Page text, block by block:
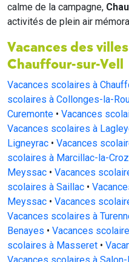
calme de la campagne,
activités de plein air
Vacances des
Chauffour-sur-Vell
Vacances scolaires à
scolaires à Collonges-la-
Curemonte • Vacances
Vacances scolaires à
Ligneyrac • Vacances
scolaires à Marcillac-la-
Meyssac • Vacances
scolaires à Saillac •
Meyssac • Vacances
Vacances scolaires à
Benayes • Vacances
scolaires à Masseret •